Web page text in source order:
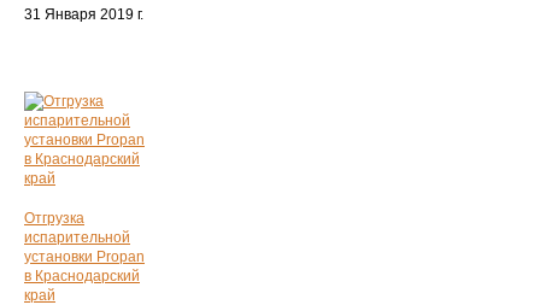
31 Января 2019 г.
Отгрузка
испарительной
установки Propan
в Краснодарский
край